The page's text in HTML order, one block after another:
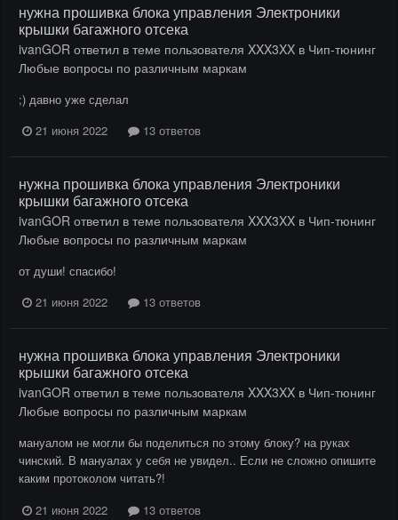
нужна прошивка блока управления Электроники
крышки багажного отсека
ivanGOR ответил в теме пользователя XXX3XX в Чип-тюнинг
Любые вопросы по различным маркам
;) давно уже сделал
21 июня 2022
13 ответов
нужна прошивка блока управления Электроники
крышки багажного отсека
ivanGOR ответил в теме пользователя XXX3XX в Чип-тюнинг
Любые вопросы по различным маркам
от души! спасибо!
21 июня 2022
13 ответов
нужна прошивка блока управления Электроники
крышки багажного отсека
ivanGOR ответил в теме пользователя XXX3XX в Чип-тюнинг
Любые вопросы по различным маркам
мануалом не могли бы поделиться по этому блоку? на руках
чинский. В мануалах у себя не увидел.. Если не сложно опишите
каким протоколом читать?!
21 июня 2022
13 ответов